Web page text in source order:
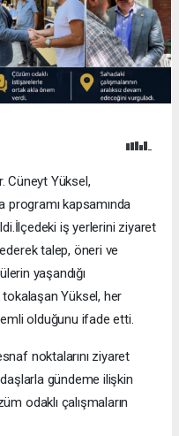
Cüneyt Yüksel,
programı kapsamında
iş yerlerini ziyaret
talep, öneri ve
yaşandığı
Yüksel, her
olduğunu ifade etti.
noktalarını ziyaret
gündeme ilişkin
odaklı çalışmaların